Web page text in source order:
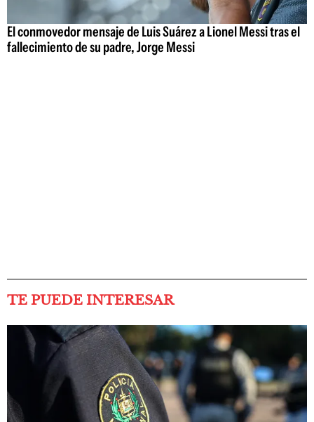
El conmovedor mensaje de Luis Suárez a Lionel Messi tras el
fallecimiento de su padre, Jorge Messi
TE PUEDE INTERESAR